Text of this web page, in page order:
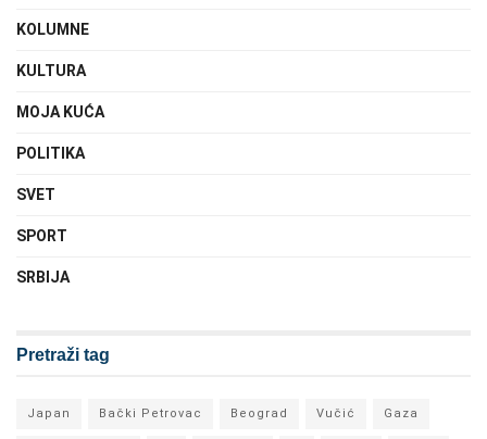
KOLUMNE
KULTURA
MOJA KUĆA
POLITIKA
SVET
SPORT
SRBIJA
Pretraži tag
Japan Bački Petrovac Beograd Vučić Gaza